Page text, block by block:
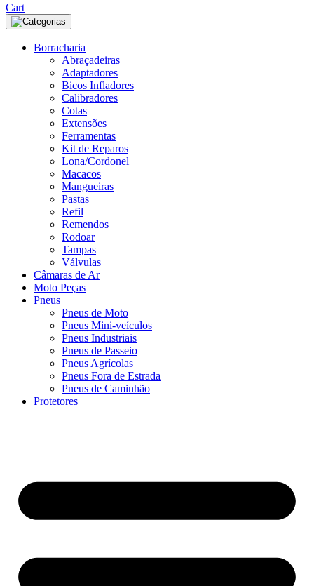
Cart
Categorias
Borracharia
Abraçadeiras
Adaptadores
Bicos Infladores
Calibradores
Cotas
Extensões
Ferramentas
Kit de Reparos
Lona/Cordonel
Macacos
Mangueiras
Pastas
Refil
Remendos
Rodoar
Tampas
Válvulas
Câmaras de Ar
Moto Peças
Pneus
Pneus de Moto
Pneus Mini-veículos
Pneus Industriais
Pneus de Passeio
Pneus Agrícolas
Pneus Fora de Estrada
Pneus de Caminhão
Protetores